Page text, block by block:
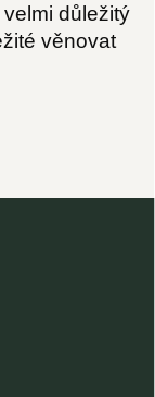
důležitý
věnovat